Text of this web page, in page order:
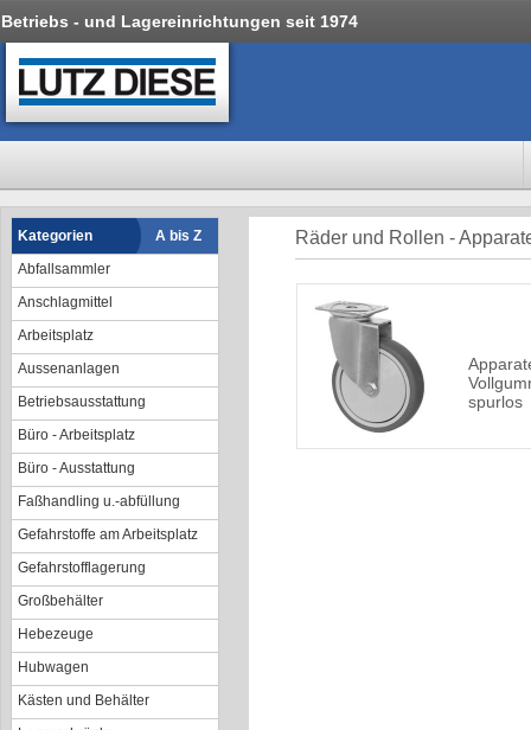
Betriebs - und Lagereinrichtungen seit 1974
Kategorien
A bis Z
Abfallsammler
Anschlagmittel
Arbeitsplatz
Aussenanlagen
Betriebsausstattung
Büro - Arbeitsplatz
Büro - Ausstattung
Faßhandling u.-abfüllung
Gefahrstoffe am Arbeitsplatz
Gefahrstofflagerung
Großbehälter
Hebezeuge
Hubwagen
Kästen und Behälter
Räder und Rollen -
spurlos